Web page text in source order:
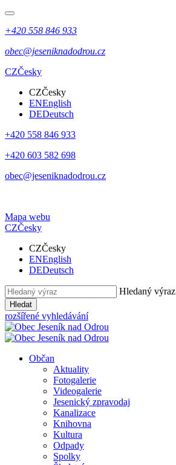
+420 558 846 933
obec@jeseniknadodrou.cz
CZČesky
CZČesky
ENEnglish
DEDeutsch
+420 558 846 933
+420 603 582 698
obec@jeseniknadodrou.cz
Mapa webu
CZČesky
CZČesky
ENEnglish
DEDeutsch
Hledaný výraz
Hledat
rozšířené vyhledávání
Občan
Aktuality
Fotogalerie
Videogalerie
Jesenický zpravodaj
Kanalizace
Knihovna
Kultura
Odpady
Spolky